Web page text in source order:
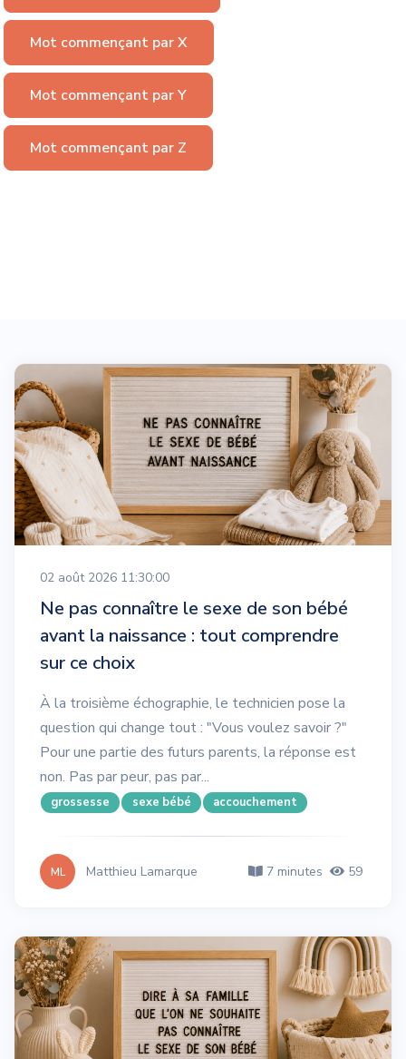
Mot commençant par X
Mot commençant par Y
Mot commençant par Z
02 août 2026 11:30:00
Ne pas connaître le sexe de son bébé
avant la naissance : tout comprendre
sur ce choix
À la troisième échographie, le technicien pose la
question qui change tout : "Vous voulez savoir ?"
Pour une partie des futurs parents, la réponse est
non. Pas par peur, pas par...
grossesse sexe bébé accouchement
ML Matthieu Lamarque 7 minutes 59